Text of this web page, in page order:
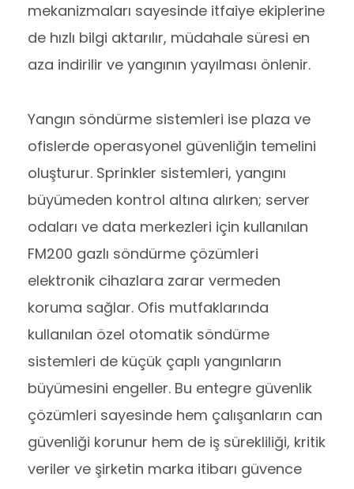
mekanizmaları sayesinde itfaiye ekiplerine
de hızlı bilgi aktarılır, müdahale süresi en
aza indirilir ve yangının yayılması önlenir.
Yangın söndürme sistemleri ise plaza ve
ofislerde operasyonel güvenliğin temelini
oluşturur. Sprinkler sistemleri, yangını
büyümeden kontrol altına alırken; server
odaları ve data merkezleri için kullanılan
FM200 gazlı söndürme çözümleri
elektronik cihazlara zarar vermeden
koruma sağlar. Ofis mutfaklarında
kullanılan özel otomatik söndürme
sistemleri de küçük çaplı yangınların
büyümesini engeller. Bu entegre güvenlik
çözümleri sayesinde hem çalışanların can
güvenliği korunur hem de iş sürekliliği, kritik
veriler ve şirketin marka itibarı güvence